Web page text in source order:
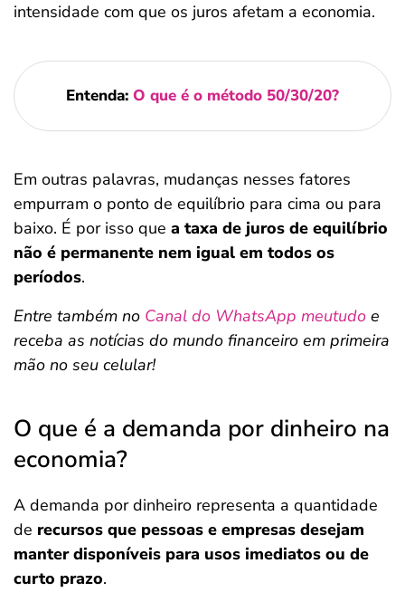
intensidade com que os juros afetam a economia.
Entenda: O que é o método 50/30/20?
Em outras palavras, mudanças nesses fatores
empurram o ponto de equilíbrio para cima ou para
baixo. É por isso que a taxa de juros de equilíbrio
não é permanente nem igual em todos os
períodos.
Entre também no Canal do WhatsApp meutudo e
receba as notícias do mundo financeiro em primeira
mão no seu celular!
O que é a demanda por dinheiro na
economia?
A demanda por dinheiro representa a quantidade
de recursos que pessoas e empresas desejam
manter disponíveis para usos imediatos ou de
curto prazo.